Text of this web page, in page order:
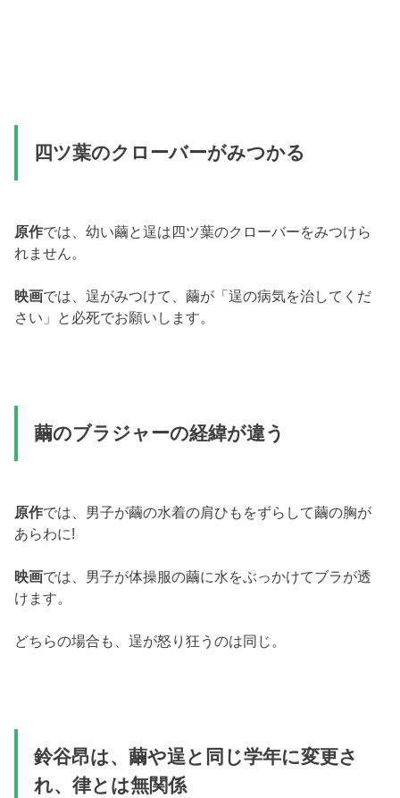
四ツ葉のクローバーがみつかる
原作では、幼い繭と逞は四ツ葉のクローバーをみつけら
れません。
映画では、逞がみつけて、繭が「逞の病気を治してくだ
さい」と必死でお願いします。
繭のブラジャーの経緯が違う
原作では、男子が繭の水着の肩ひもをずらして繭の胸が
あらわに!
映画では、男子が体操服の繭に水をぶっかけてブラが透
けます。
どちらの場合も、逞が怒り狂うのは同じ。
鈴谷昂は、繭や逞と同じ学年に変更さ
れ、律とは無関係